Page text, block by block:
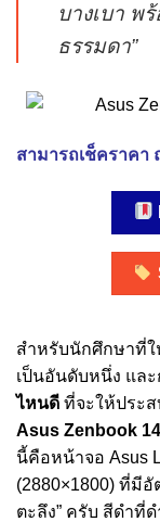
บางเบา พ
ธรรมดา”
สามารถเช็คราคา
สำหรับนักศึกษาที่
เป็นอันดับหนึ่ง และ
ไหนดี ที่จะให้ประ
Asus Zenbook
นี้คือหน้าจอ Asus
(2880×1800) ที่มีอั
ตะลึง” ครับ สีดำที่